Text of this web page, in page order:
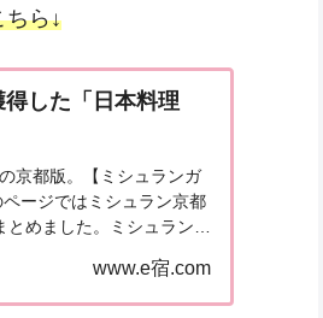
ちら↓
した「日本料理
京都版。【ミシュランガ
ージではミシュラン京都
めました。ミシュラン京
www.e宿.com